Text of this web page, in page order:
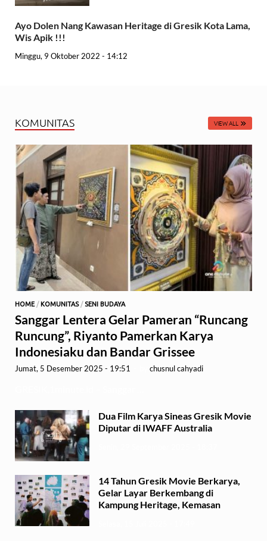
Ayo Dolen Nang Kawasan Heritage di Gresik Kota Lama,
Wis Apik !!!
Minggu, 9 Oktober 2022 - 14:12
KOMUNITAS VIEW ALL
HOME / KOMUNITAS/ SENI BUDAYA
Sanggar Lentera Gelar Pameran “Runcang
Runcung”, Riyanto Pamerkan Karya
Indonesiaku dan Bandar Grissee
Jumat, 5 Desember 2025 - 19:51 chusnul cahyadi
Dua Film Karya Sineas Gresik Movie
Diputar di IWAFF Australia
14 Tahun Gresik Movie Berkarya,
Gelar Layar Berkembang di
Kampung Heritage, Kemasan